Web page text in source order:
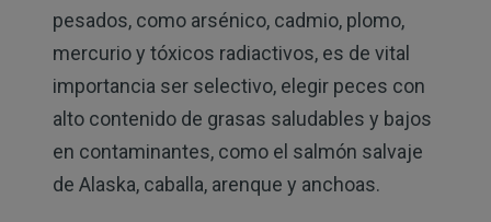
pesados, como arsénico, cadmio, plomo,
mercurio y tóxicos radiactivos, es de vital
importancia ser selectivo, elegir peces con
alto contenido de grasas saludables y bajos
en contaminantes, como el salmón salvaje
de Alaska, caballa, arenque y anchoas.